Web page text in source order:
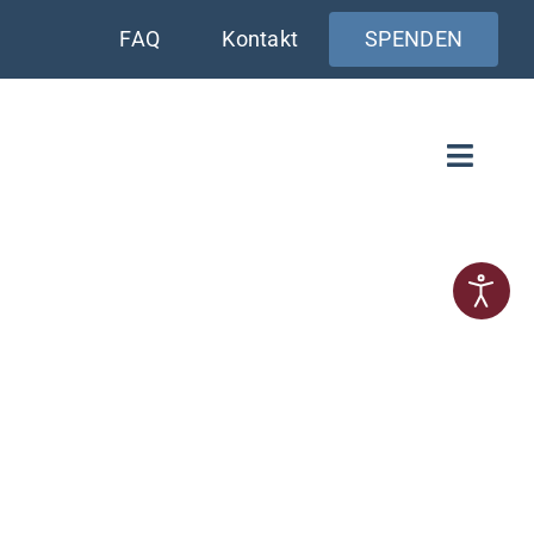
FAQ Kontakt SPENDEN
Toggle